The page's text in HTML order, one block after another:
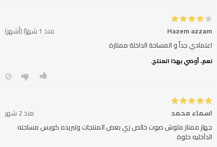
Hazem azzam
منذ 1 شهرًا (أشهر)
اعتمادي جداً و المساحة الداخلة ممتازة
نعم، أوصي بهذا المنتج.
اسماء محمد
منذ 2 شهر
جهاز ممتاز ملوش صوت خالص زي بعض المنتجات وتبريده كويس مساحته
الدآخليه حلوة